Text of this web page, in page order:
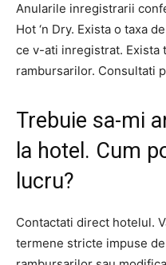
Anularile inregistrarii
Hot ‘n Dry. Exista o taxa
ce v-ati inregistrat.
rambursarilor. Consultati
Trebuie sa-mi
la hotel. Cum
lucru?
Contactati direct hotelul.
termene stricte impuse